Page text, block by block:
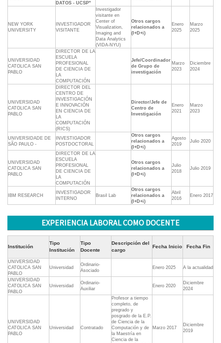
DATOS - UCSP"
NEW YORK
UNIVERSITY
INVESTIGADOR
VISITANTE
Investigador
visitante en
Center of
Visualization,
Imaging and
Data Analytics
(VIDA-NYU)
Otros cargos
relacionados a
(I+D+i)
Enero
2025
Marzo
2025
UNIVERSIDAD
CATOLICA SAN
PABLO
DIRECTOR DE LA
ESCUELA
PROFESIONAL
DE CIENCIA DE
LA
COMPUTACIÓN
Jefe/Coordinador
de Grupo de
investigación
Marzo
2023
Diciembre
2024
UNIVERSIDAD
CATOLICA SAN
PABLO
DIRECTOR DEL
CENTRO DE
INVESTIGACIÓN
E INNOVACIÓN
EN CIENCIA DE
LA
COMPUTACIÓN
(RICS)
Director/Jefe de
Centro de
Investigación
Enero
2021
Marzo
2023
UNIVERSIDADE DE
SÃO PAULO -
INVESTIGADOR
POSTDOCTORAL
Otros cargos
relacionados a
(I+D+i)
Agosto
2019
Julio 2020
UNIVERSIDAD
CATOLICA SAN
PABLO
DIRECTOR DE LA
ESCUELA
PROFESIONAL
DE CIENCIA DE
LA
COMPUTACIÓN
Otros cargos
relacionados a
(I+D+i)
Julio
2018
Julio 2019
IBM RESEARCH
INVESTIGADOR
INTERNO
Brasil Lab
Otros cargos
relacionados a
(I+D+i)
Abril
2016
Enero 2017
EXPERIENCIA LABORAL COMO DOCENTE
Institución
Tipo
Institución
Tipo
Docente
Descripción del
cargo
Fecha Inicio Fecha Fin
UNIVERSIDAD
CATOLICA SAN
PABLO
Universidad
Ordinario-
Asociado
Enero 2025 A la actualidad
UNIVERSIDAD
CATOLICA SAN
PABLO
Universidad
Ordinario-
Auxiliar
Enero 2020
Diciembre
2024
UNIVERSIDAD
CATOLICA SAN
PABLO
Universidad Contratado
Profesor a tiempo
completo, de
pregrado y
posgrado de la E.P.
de Ciencia de la
Computación y de
la Maestría en
Ciencia de la
Marzo 2017
Diciembre
2019